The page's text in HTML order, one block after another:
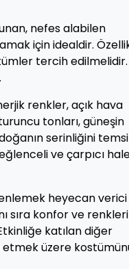
nefes alabilen
için idealdir.
tercih edilmelidir.
renkler, açık hava
tonları, güneşin
serinliğini
ve çarpıcı
heyecan
sıra konfor ve
katılan diğer
üzere